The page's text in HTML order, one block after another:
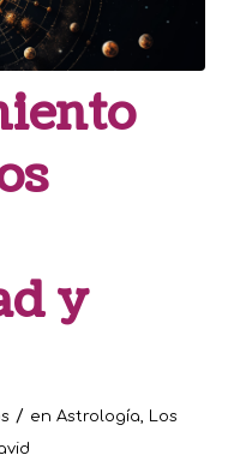
y
/ en Astrología
Los